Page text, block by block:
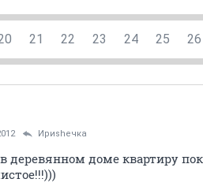
21 22 23 24 25 26
Ириshечка
деревянном доме квартиру